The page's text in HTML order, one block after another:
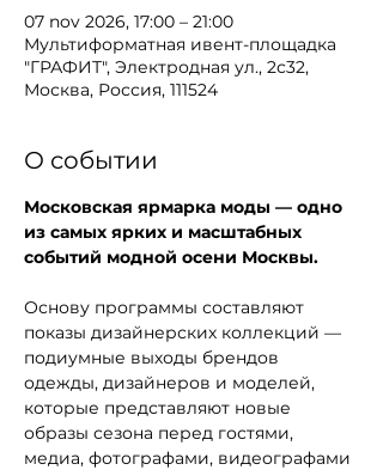
07 nov 2026, 17:00 – 21:00
Мультиформатная ивент-площадка
"ГРАФИТ", Электродная ул., 2с32,
Москва, Россия, 111524
О событии
Московская ярмарка моды — одно
из самых ярких и масштабных
событий модной осени Москвы.
Основу программы составляют
показы дизайнерских коллекций —
подиумные выходы брендов
одежды, дизайнеров и моделей,
которые представляют новые
образы сезона перед гостями,
медиа, фотографами, видеографами